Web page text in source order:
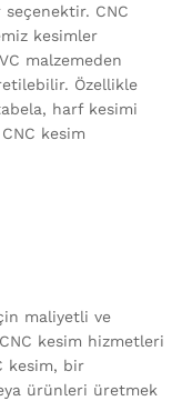
CNC
kesimler
malzemeden
Özellikle
harf kesimi
kesim
maliyetli ve
kesim hizmetleri
kesim, bir
ürünleri üretmek